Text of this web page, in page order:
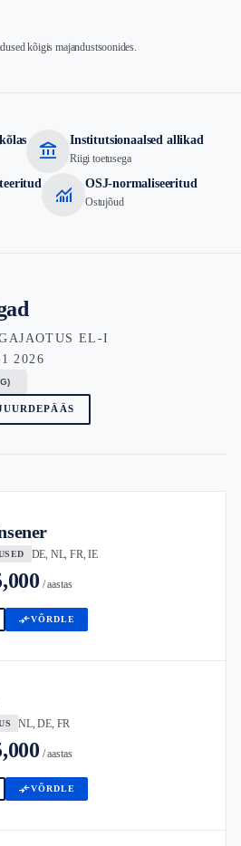
kõigis majandustsoonides.
account_balance Institutsionaalsed allikad
Riigi toetusega
monitoring OSJ-normaliseeritud
Ostujõud
EL-I
2026
DE, NL, FR, IE
/ aastas
compare_arrowsVÕRDLE
NL, DE, FR
/ aastas
compare_arrowsVÕRDLE